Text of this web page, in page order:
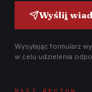
Wyślij
Wysyłając formularz
w celu udzielenia